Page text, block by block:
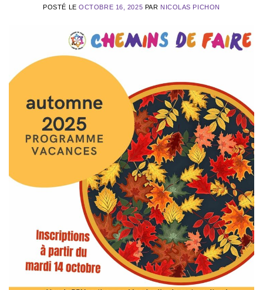
POSTÉ LEOCTOBRE 16, 2025 PAR NICOLAS PICHON